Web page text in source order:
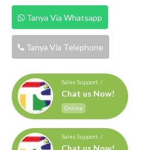
Tanya Via Whatsapp
Tanya Via Telephone
Sales Support /
Chat us Now!
Online
Sales Support /
Chat us Now!